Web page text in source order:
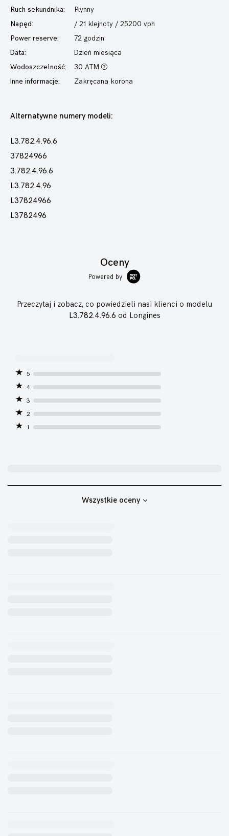
Ruch sekundnika:
Płynny
Napęd:
/ 21 klejnoty / 25200 vph
Power reserve:
72 godzin
Data:
Dzień miesiąca
Wodoszczelność:
30 ATM
Inne informacje:
Zakręcana korona
Alternatywne numery modeli:
L3.782.4.96.6
37824966
3.782.4.96.6
L3.782.4.96
L37824966
L3782496
Oceny
Powered by
Przeczytaj i zobacz, co powiedzieli nasi klienci o modelu
L3.782.4.96.6 od Longines
5
4
3
2
1
Wszystkie oceny